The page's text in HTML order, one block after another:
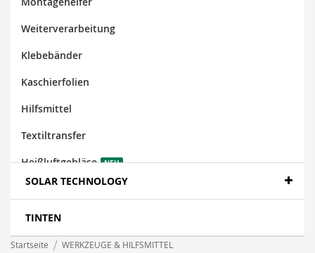
Weiterverarbeitung
Klebebänder
Kaschierfolien
Hilfsmittel
Textiltransfer
Heißluftgebläse
NEU
SOLAR TECHNOLOGY
TINTEN
Startseite WERKZEUGE & HILFSMITTEL